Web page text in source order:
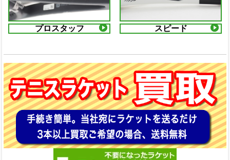
プロスタッフ スピード